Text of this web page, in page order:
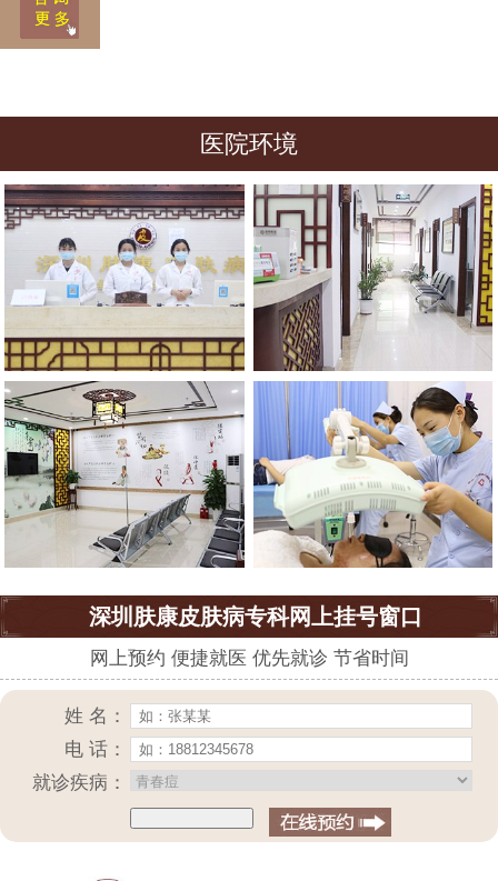
医院环境
深圳肤康皮肤病专科网上挂号窗口
网上预约 便捷就医 优先就诊 节省时间
姓 名：
电 话：
就诊疾病：